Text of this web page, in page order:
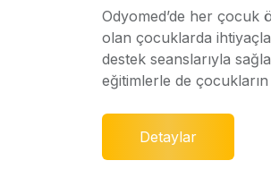
Odyomed’de her çocuk
olan çocuklarda
destek seanslarıyla
eğitimlerle de
Detaylar